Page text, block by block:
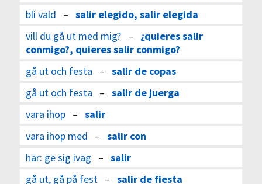
bli vald – salir elegido, salir elegida
vill du gå ut med mig?– ¿quieres salir
conmigo?, quieres salir conmigo?
gå ut och festa – salir de copas
gå ut och festa – salir de juerga
vara ihop– salir
vara ihop med – salir con
här: ge sig iväg – salir
gå ut, gå på fest – salir de fiesta